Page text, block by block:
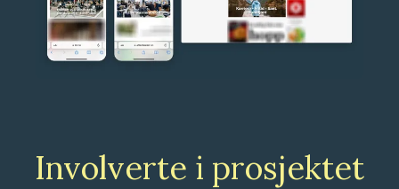
Involverte i prosjektet